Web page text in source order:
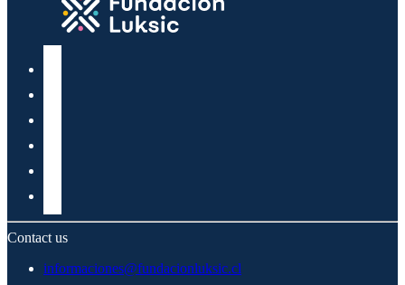
Contact us
informaciones@fundacionluksic.cl